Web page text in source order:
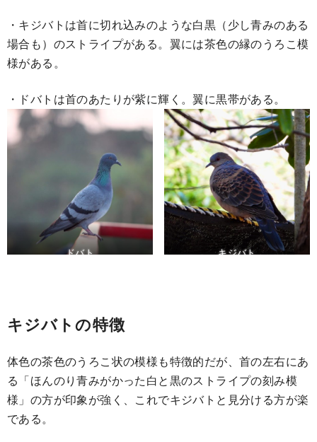
・キジバトは首に切れ込みのような白黒（少し青みのある
場合も）のストライプがある。翼には茶色の縁のうろこ模
様がある。
・ドバトは首のあたりが紫に輝く。翼に黒帯がある。
ドバト キジバト
キジバトの特徴
体色の茶色のうろこ状の模様も特徴的だが、首の左右にあ
る「ほんのり青みがかった白と黒のストライプの刻み模
様」の方が印象が強く、これでキジバトと見分ける方が楽
である。